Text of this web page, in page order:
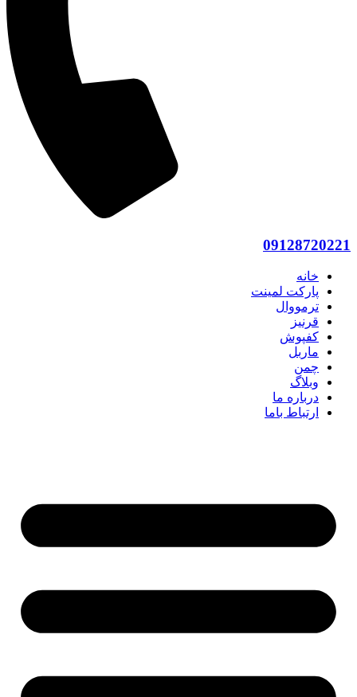
09128720221
خانه
پارکت لمینت
ترمووال
قرنیز
کفپوش
ماربل
چمن
وبلاگ
درباره ما
ارتباط باما